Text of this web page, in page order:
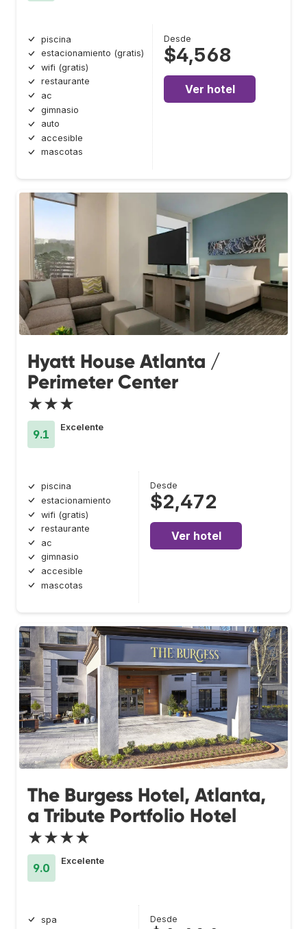
piscina
estacionamiento (gratis)
wifi (gratis)
restaurante
ac
gimnasio
auto
accesible
mascotas
Desde
$4,568
Ver hotel
Hyatt House Atlanta /
Perimeter Center
★★★
9.1
Excelente
piscina
estacionamiento
wifi (gratis)
restaurante
ac
gimnasio
accesible
mascotas
Desde
$2,472
Ver hotel
The Burgess Hotel, Atlanta,
a Tribute Portfolio Hotel
★★★★
9.0
Excelente
spa
Desde